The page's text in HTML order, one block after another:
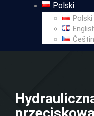
Polski
Polski